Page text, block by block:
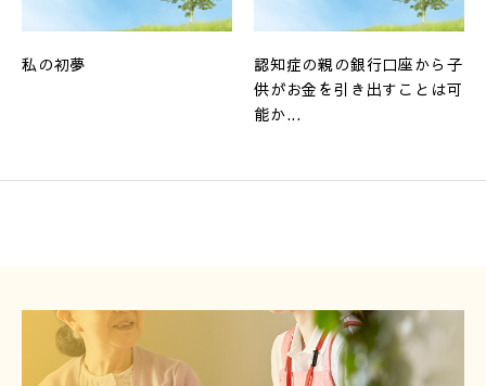
私の初夢
認知症の親の銀行口座から子
供がお金を引き出すことは可
能か...